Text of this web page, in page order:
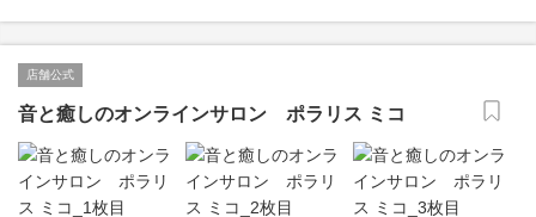
店舗公式
音と癒しのオンラインサロン ポラリス ミコ